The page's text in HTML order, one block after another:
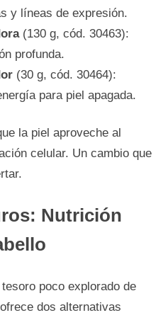
y líneas de expresión.
(130 g, cód. 30463):
profunda.
(30 g, cód. 30464):
para piel apagada.
la piel aproveche al
celular. Un cambio que
Nutrición
poco explorado de
dos alternativas